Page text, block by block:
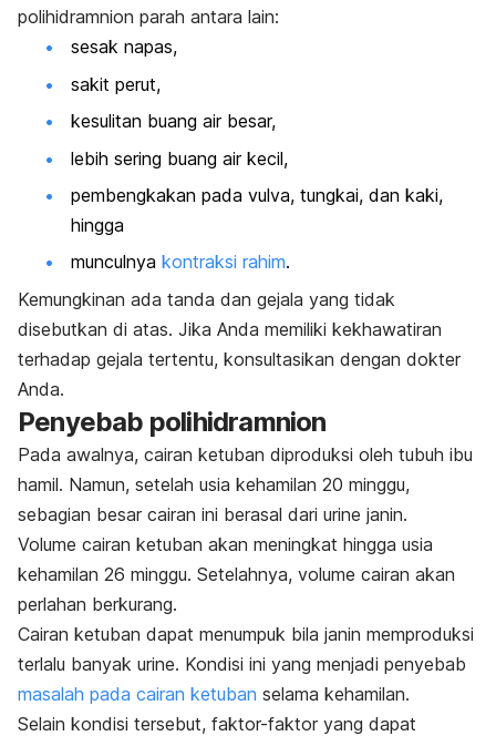
polihidramnion parah antara lain:
sesak napas,
sakit perut,
kesulitan buang air besar,
lebih sering buang air kecil,
pembengkakan pada vulva, tungkai, dan kaki,
hingga
munculnya kontraksi rahim.
Kemungkinan ada tanda dan gejala yang tidak
disebutkan di atas. Jika Anda memiliki kekhawatiran
terhadap gejala tertentu, konsultasikan dengan dokter
Anda.
Penyebab polihidramnion
Pada awalnya, cairan ketuban diproduksi oleh tubuh ibu
hamil. Namun, setelah usia kehamilan 20 minggu,
sebagian besar cairan ini berasal dari urine janin.
Volume cairan ketuban akan meningkat hingga usia
kehamilan 26 minggu. Setelahnya, volume cairan akan
perlahan berkurang.
Cairan ketuban dapat menumpuk bila janin memproduksi
terlalu banyak urine. Kondisi ini yang menjadi penyebab
masalah pada cairan ketuban selama kehamilan.
Selain kondisi tersebut, faktor-faktor yang dapat